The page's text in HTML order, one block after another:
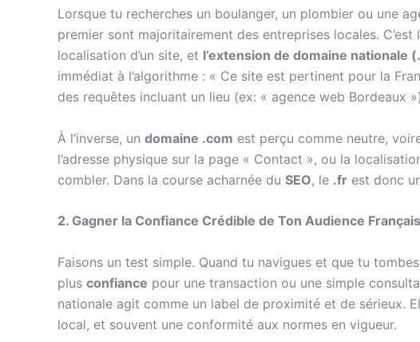
Lorsque tu recherches un boulanger, un plombier ou une
premier sont majoritairement des entreprises locales. C’est
localisation d’un site, et l’extension de domaine nationale
immédiat à l’algorithme : « Ce site est pertinent pour la
des requêtes incluant un lieu (ex: « agence web Bordeaux
À l’inverse, un domaine .com est perçu comme neutre,
l’adresse physique sur la page « Contact », ou la
combler. Dans la course acharnée du SEO, le .fr est donc
2. Gagner la Confiance Crédible de Ton Audience
Faisons un test simple. Quand tu navigues et que tu
plus confiance pour une transaction ou une simple
nationale agit comme un label de proximité et de sérieux.
local, et souvent une conformité aux normes en vigueur.